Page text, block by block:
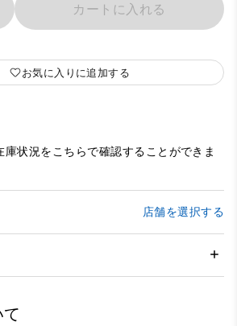
カートに入れる
お気に入りに追加する
庫状況をこちらで確認することができま
店舗を選択する